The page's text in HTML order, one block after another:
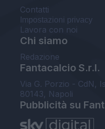
Contatti
Impostazioni privacy
Lavora con noi
Chi siamo
Redazione
Fantacalcio S.r.l.
Via G. Porzio - CdN,
80143, Napoli
Pubblicità su